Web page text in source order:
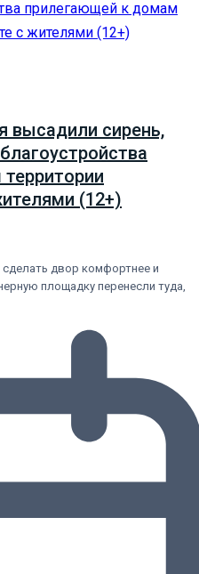
высадили сирень,
(12+)
двор комфортнее и
площадку перенесли туда,